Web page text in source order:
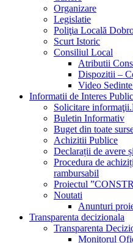
Organizare
Legislatie
Poliţia Locală
Scurt Istoric
Consiliul Local
Atributii
Dispozitii –
Video
Informatii de Interes Public
Solicitare
Buletin Informativ
Buget din toate
Achizitii Publice
Declarații de avere
Procedura de
rambursabil
Proiectul
Noutati
Anunturi
Transparenta decizionala
Transparenta
Monitorul